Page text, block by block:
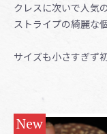
クレスに次いで人気
ストライプの綺麗な
サイズも小さすぎず
New